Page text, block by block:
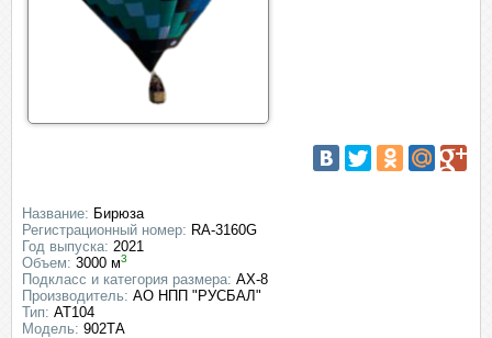
Название: Бирюза
Регистрационный номер: RA-3160G
Год выпуска: 2021
Объем: 3000 м3
Подкласс и категория размера: AX-8
Производитель: АО НПП "РУСБАЛ"
Тип: АТ104
Модель: 902ТА